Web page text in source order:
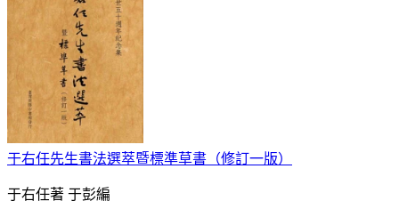
于右任先生書法選萃暨標準草書（修訂一版）
于右任著 于彭編